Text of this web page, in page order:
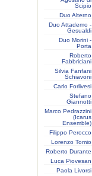
Scipio
Duo Alterno
Duo Attademo -
Gesualdi
Duo Morini -
Porta
Roberto
Fabbriciani
Silvia Fanfani
Schiavoni
Carlo Forlivesi
Stefano
Giannotti
Marco Pedrazzini
(Icarus
Ensemble)
Filippo Perocco
Lorenzo Tomio
Roberto Durante
Luca Piovesan
Paola Livorsi